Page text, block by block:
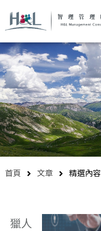
首頁 文章 精選內容
獵人